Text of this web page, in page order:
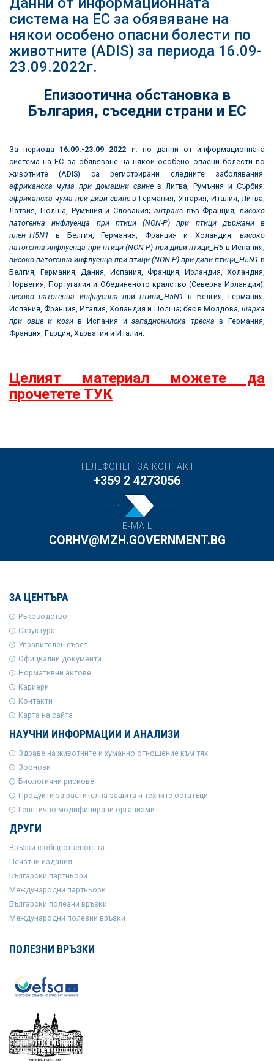
система на ЕС за обявяване на
някои особено опасни болести по
животните (ADIS) за периода 16.09-
23.09.2022г.
Епизоотична обстановка в
България, съседни страни и ЕС
За периода 16.09.-23.09 2022 г. по данни от информационната
система на ЕС за обявяване на някои особено опасни болести по
животните (ADIS) са регистрирани следните заболявания:
африканска чума при домашни свинев Литва, Румъния и Сърбия;
африканска чума при диви свинев Германия, Унгария, Италия, Литва,
Латвия, Полша, Румъния и Словакия; антраксвъв Франция; високо
патогенна инфлуенца при птици (NON-P)
при птици държани в
плен_ H5N1 в Белгия, Германия, Франция и Холандия; високо
патогенна инфлуенца при птици (NON-P) при диви птици_H5 в Испания;
високо патогенна инфлуенца при птици (NON-P) при диви птици_ H5N1 в
Белгия, Германия, Дания, Испания, Франция, Ирландия, Холандия,
Норвегия, Португалия и Обединеното кралство (Северна Ирландия);
високо патогенна инфлуенца при птици_H5N1 в Белгия, Германия,
Испания, Франция, Италия, Холандия и Полша; бясв Молдова;шарка
при овце и козив Испания изападнонилска треска в Германия,
Франция, Гърция, Хърватия и Италия.
Целият материал можете да
прочетете ТУК
ТЕЛЕФОНЕН ЗА КОНТАКТ
+359 2 4273056
E-MAIL
CORHV@MZH.GOVERNMENT.BG
ЗА ЦЕНТЪРА
Ръководство
Структура
Управителен съвет
Официални документи
Нормативни актове
Кариери
Контакти
Карта на сайта
НАУЧНИ ИНФОРМАЦИИ И АНАЛИЗИ
Здраве на животните и хуманно отношение към тях
Зоонози
Биологични рискове
Продукти за растителна защита и техните остатъци
Генетично модифицирани организми
ДРУГИ
Връзки с обществеността
Печатни издания
Български партньори
Международни партньори
Български полезни връзки
Международни полезни връзки
ПОЛЕЗНИ ВРЪЗКИ